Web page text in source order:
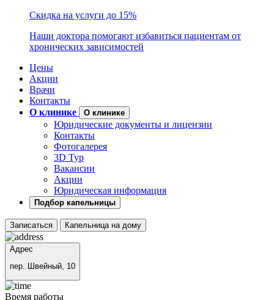
Скидка на услуги до 15%
Наши доктора помогают избавиться пациентам от
хронических зависимостей
Цены
Акции
Врачи
Контакты
О клинике
О клинике
Юридические документы и лицензии
Контакты
Фотогалерея
3D Тур
Вакансии
Акции
Юридическая информация
Подбор капельницы
Записаться Капельница на дому
Адрес
пер. Швейный, 10
Время работы